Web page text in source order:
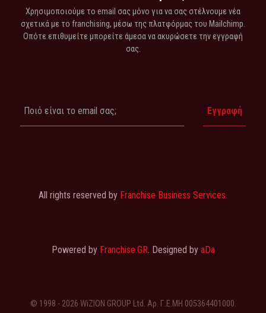
Χρησιμοποιούμε το email σας μόνο για να σας στέλνουμε νέα
σχετικά με το franchising, μέσω της πλατφόρμας του Mailchimp.
Οπότε επιθυμείτε μπορείτε άμεσα να ακυρώσετε την εγγραφή
σας.
All rights reserved by Franchise Business Services.
Powered by Franchise.GR . Designed by aDa
© 1998 - 2026 WiZION GROUP Ltd. Αρ. Γ.Ε.ΜΗ 005364401000.